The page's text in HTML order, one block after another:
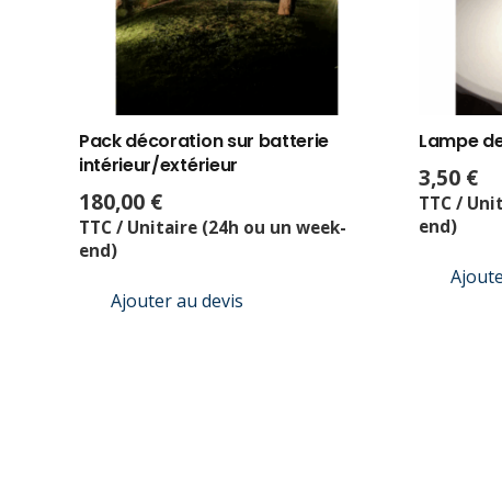
Pack décoration sur batterie
intérieur/extérieur
180,00 €
TTC / Unitaire (24h ou un week-
end)
Ajouter au devis
Lampe
3,50 €
TTC /
end)